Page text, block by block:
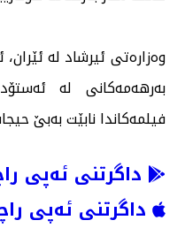
وەزارەتی ئیرشاد لە
بەرهەمەکانی لە
فیلمەکاندا نابێت بەبێ
داگرتنی ئەپی
داگرتنی ئەپی